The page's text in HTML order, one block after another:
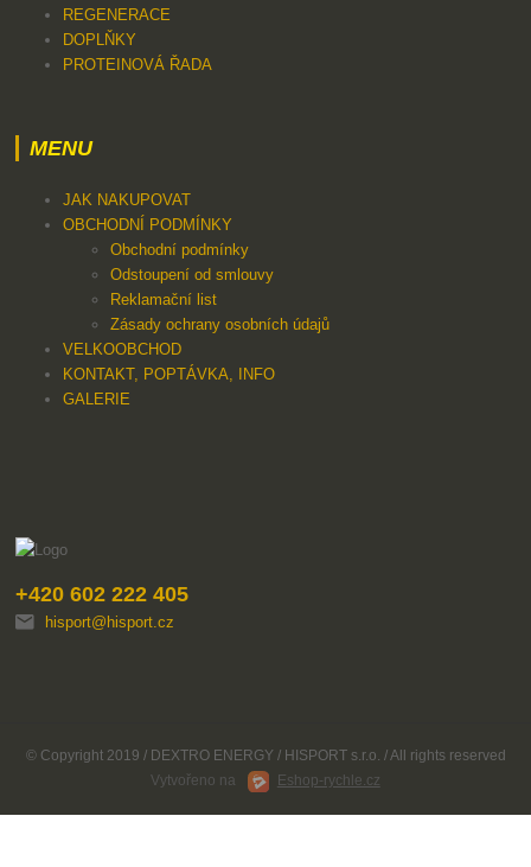
REGENERACE
DOPLŇKY
PROTEINOVÁ ŘADA
MENU
JAK NAKUPOVAT
OBCHODNÍ PODMÍNKY
Obchodní podmínky
Odstoupení od smlouvy
Reklamační list
Zásady ochrany osobních údajů
VELKOOBCHOD
KONTAKT, POPTÁVKA, INFO
GALERIE
+420 602 222 405
hisport@hisport.cz
© Copyright 2019 / DEXTRO ENERGY / HISPORT s.r.o. / All rights reserved
Vytvořeno na
Eshop-rychle.cz